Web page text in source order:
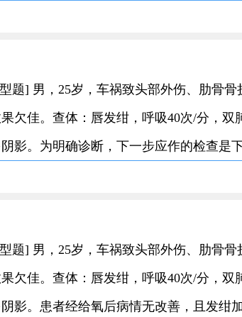
题] 男，25岁，车祸致头部外伤、肋骨
欠佳。查体：唇发绀，呼吸40次/分，
影。为明确诊断，下一步应作的检查是
题] 男，25岁，车祸致头部外伤、肋骨
欠佳。查体：唇发绀，呼吸40次/分，
影。患者经给氧后病情无改善，且发绀